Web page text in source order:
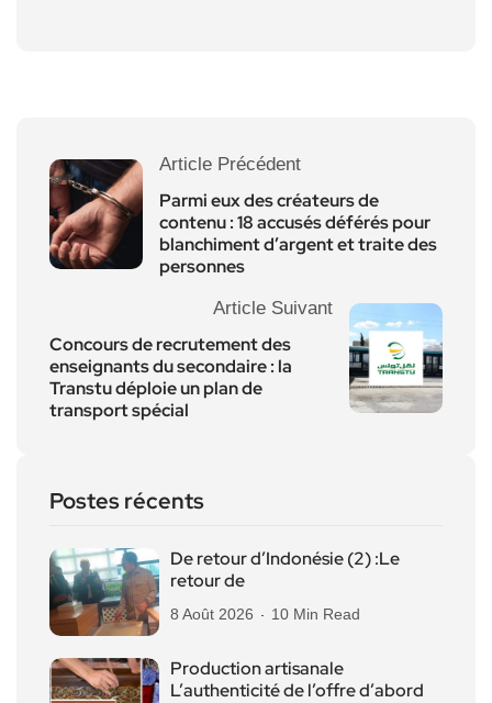
Article Précédent
Parmi eux des créateurs de
contenu : 18 accusés déférés pour
blanchiment d’argent et traite des
personnes
Article Suivant
Concours de recrutement des
enseignants du secondaire : la
Transtu déploie un plan de
transport spécial
Postes récents
De retour d’Indonésie (2) :Le
retour de
8 Août 2026 10 Min Read
Production artisanale
L’authenticité de l’offre d’abord